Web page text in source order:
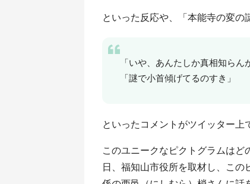
といった反応や、「本能寺の変の
「いや、あんたしか真相知らん
「謎で小首傾げてるのすき」
といったコメントがツイッター上
このユニークなピクトグラムは
日、福知山市役所を取材し、こ